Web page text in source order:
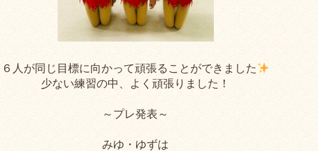
６人が同じ目標に向かって頑張ることができました
少ない練習の中、よく頑張りました！
～プレ発表～
みゆ・ゆずは